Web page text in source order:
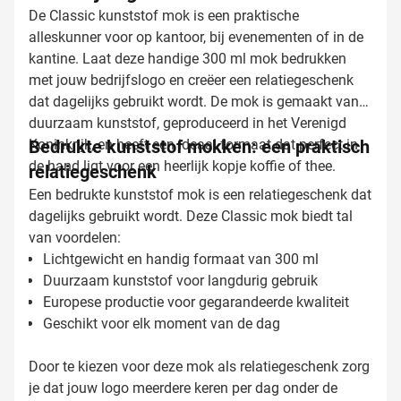
De Classic kunststof mok is een praktische
alleskunner voor op kantoor, bij evenementen of in de
kantine. Laat deze handige 300 ml mok bedrukken
met jouw bedrijfslogo en creëer een relatiegeschenk
dat dagelijks gebruikt wordt. De mok is gemaakt van
duurzaam kunststof, geproduceerd in het Verenigd
Koninkrijk, en heeft een ideaal formaat dat perfect in
de hand ligt voor een heerlijk kopje koffie of thee.
Bedrukte kunststof mokken: een praktisch
relatiegeschenk
Een bedrukte kunststof mok is een relatiegeschenk dat
dagelijks gebruikt wordt. Deze Classic mok biedt tal
van voordelen:
Lichtgewicht en handig formaat van 300 ml
Duurzaam kunststof voor langdurig gebruik
Europese productie voor gegarandeerde kwaliteit
Geschikt voor elk moment van de dag
Door te kiezen voor deze mok als relatiegeschenk zorg
je dat jouw logo meerdere keren per dag onder de